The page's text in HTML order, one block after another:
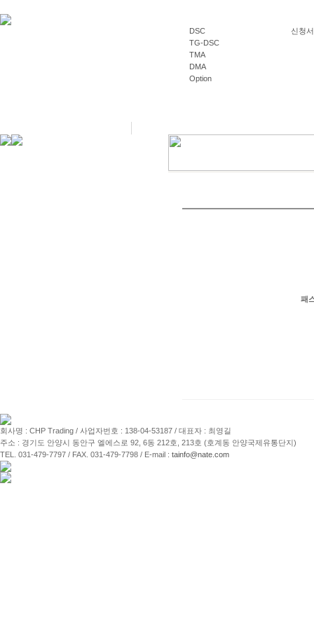
DSC
TG-DSC
TMA
DMA
Option
신청
패
회사명 : CHP Trading / 사업자번호 : 138-04-53187 / 대표자 : 최영길
주소 : 경기도 안양시 동안구 엘에스로 92, 6동 212호, 213호 (호계동 안양국제유통단지)
TEL. 031-479-7797 / FAX. 031-479-7798 / E-mail : tainfo@nate.com